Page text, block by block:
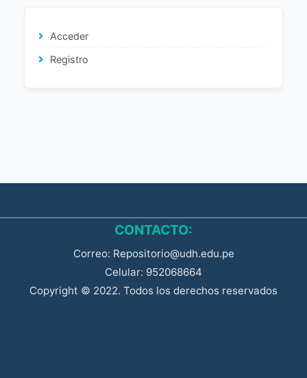
Acceder
Registro
CONTACTO:
Correo: Repositorio@udh.edu.pe
Celular: 952068664
Copyright © 2022. Todos los derechos reservados